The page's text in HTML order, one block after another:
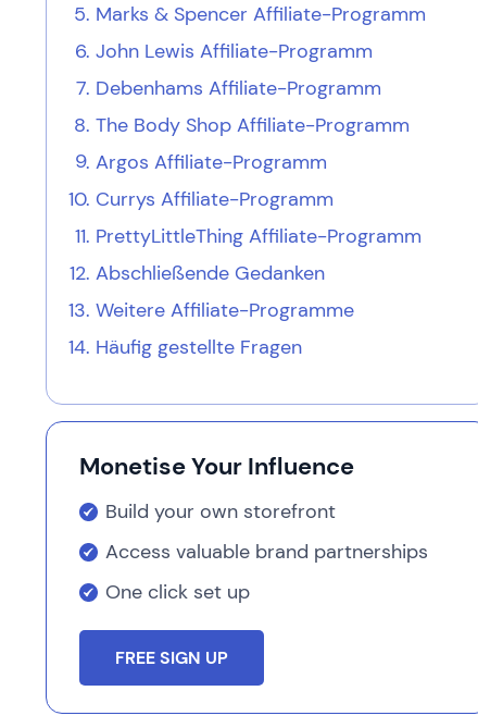
Marks & Spencer Affiliate-Programm
John Lewis Affiliate-Programm
Debenhams Affiliate-Programm
The Body Shop Affiliate-Programm
Argos Affiliate-Programm
Currys Affiliate-Programm
PrettyLittleThing Affiliate-Programm
Abschließende Gedanken
Weitere Affiliate-Programme
Häufig gestellte Fragen
Monetise Your Influence
Build your own storefront
Access valuable brand partnerships
One click set up
FREE SIGN UP